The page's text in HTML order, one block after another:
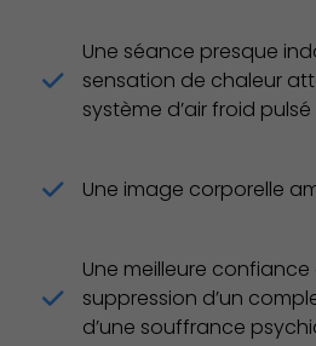
Une séance presque
sensation de chaleur
système d’air froid pulsé
Une image corporelle
Une meilleure confiance
suppression d’un
d’une souffrance